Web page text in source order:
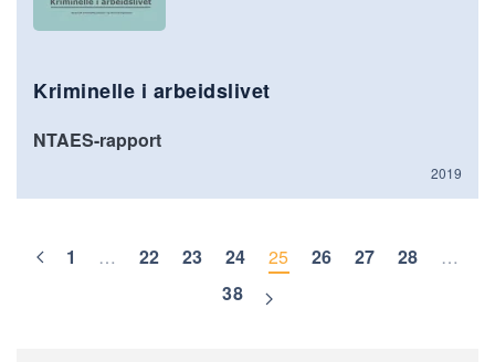
Kriminelle i arbeidslivet
NTAES-rapport
2019
1 … 22 23 24 25 26 27 28
…
38